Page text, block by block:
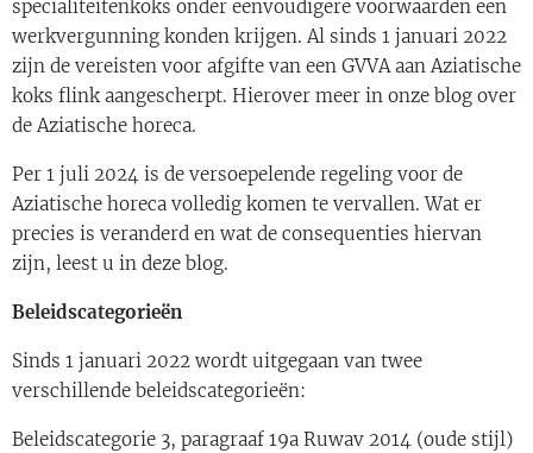
specialiteitenkoks onder eenvoudigere voorwaarden een
werkvergunning konden krijgen. Al sinds 1 januari 2022
zijn de vereisten voor afgifte van een GVVA aan Aziatische
koks flink aangescherpt. Hierover meer in onze blog over
de Aziatische horeca.
Per 1 juli 2024 is de versoepelende regeling voor de
Aziatische horeca volledig komen te vervallen. Wat er
precies is veranderd en wat de consequenties hiervan
zijn, leest u in deze blog.
Beleidscategorieën
Sinds 1 januari 2022 wordt uitgegaan van twee
verschillende beleidscategorieën:
Beleidscategorie 3, paragraaf 19a Ruwav 2014 (oude stijl)